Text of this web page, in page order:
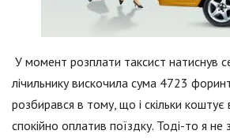
У момент розплати таксист натиснув
лічильнику вискочила сума 4723
розбирався в тому, що і скільки коштує
спокійно оплатив поїздку. Тоді-то я не